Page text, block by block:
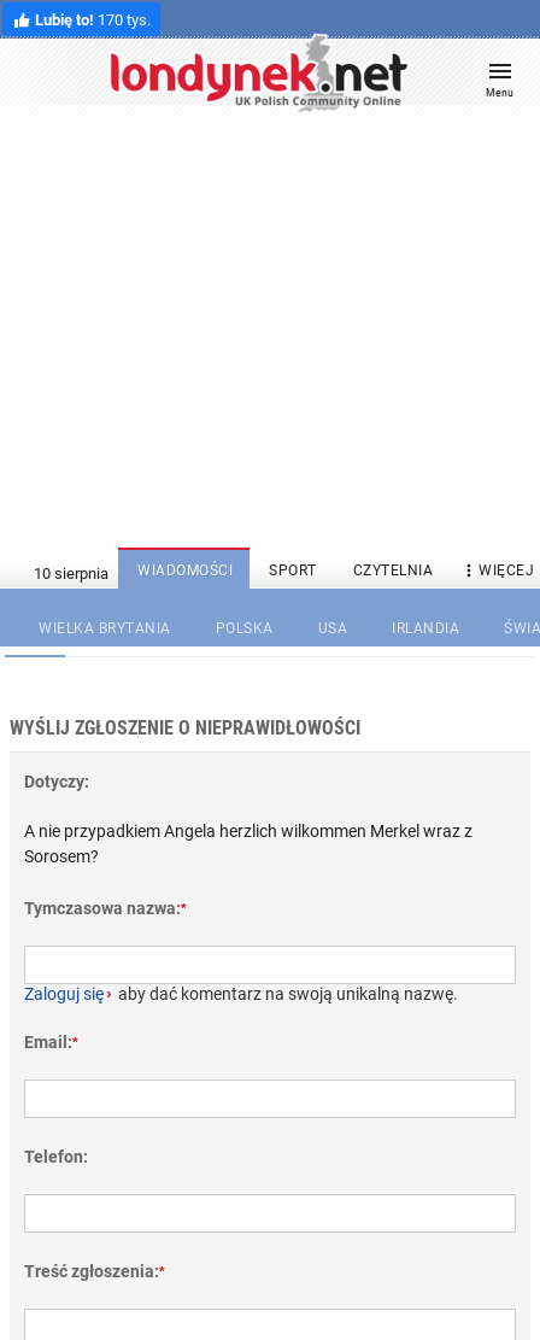
Lubię to! 170 tys.
Menu
WIADOMOŚCI SPORT CZYTELNIA  WIĘCEJ
WIELKA BRYTANIA POLSKA USA IRLANDIA
WYŚLIJ ZGŁOSZENIE O NIEPRAWIDŁOWOŚCI
Dotyczy:
A nie przypadkiem Angela herzlich wilkommen Merkel wraz z
Sorosem?
Tymczasowa nazwa:*
Zaloguj się› aby dać komentarz na swoją unikalną nazwę.
Email:*
Telefon:
Treść zgłoszenia:*